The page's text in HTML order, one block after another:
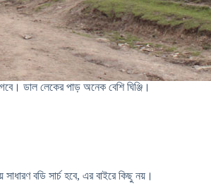
ডাল লেকের পাড় অনেক বেশি ঘিঞ্জি।
বডি সার্চ হবে, এর বাইরে কিছু নয়।